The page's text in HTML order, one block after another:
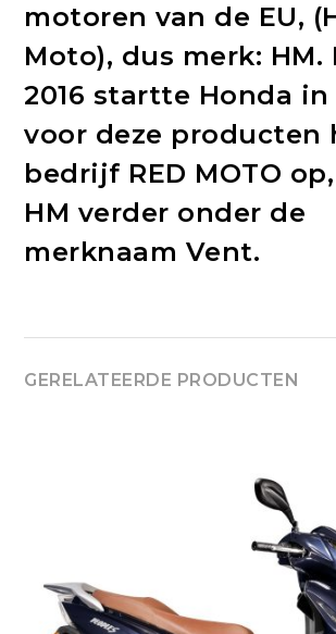
motoren van de EU,
Moto), dus merk: HM.
2016 startte Honda
voor deze producten
bedrijf RED MOTO
HM verder onder de
merknaam Vent.
GERELATEERDE PRODUCTEN